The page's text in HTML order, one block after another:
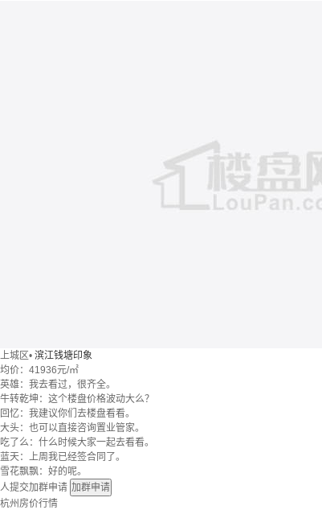
上城区• 滨江钱塘印象
均价： 41936元/㎡
英雄：我去看过，很齐全。
牛转乾坤：这个楼盘价格波动大么？
回忆：我建议你们去楼盘看看。
大头：也可以直接咨询置业管家。
吃了么：什么时候大家一起去看看。
蓝天：上周我已经签合同了。
雪花飘飘：好的呢。
人提交加群申请 加群申请
杭州房价行情